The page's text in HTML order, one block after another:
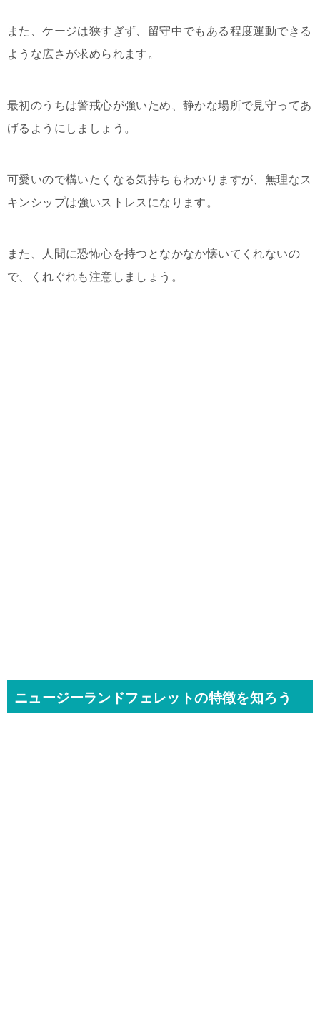
また、ケージは狭すぎず、留守中でもある程度運動できる
ような広さが求められます。
最初のうちは警戒心が強いため、静かな場所で見守ってあ
げるようにしましょう。
可愛いので構いたくなる気持ちもわかりますが、無理なス
キンシップは強いストレスになります。
また、人間に恐怖心を持つとなかなか懐いてくれないの
で、くれぐれも注意しましょう。
ニュージーランドフェレットの特徴を知ろう